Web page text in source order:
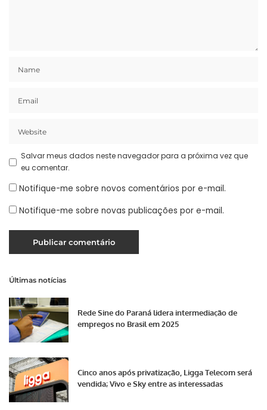
Salvar meus dados neste navegador para a próxima vez que
eu comentar.
Notifique-me sobre novos comentários por e-mail.
Notifique-me sobre novas publicações por e-mail.
Últimas notícias
Rede Sine do Paraná lidera intermediação de
empregos no Brasil em 2025
Cinco anos após privatização, Ligga Telecom será
vendida; Vivo e Sky entre as interessadas